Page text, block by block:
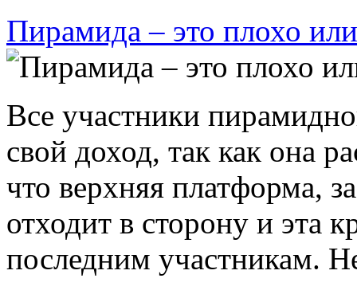
Пирамида – это плохо
Все участники
свой доход, так как она
что верхняя платформа,
отходит в сторону и эта
последним участникам.